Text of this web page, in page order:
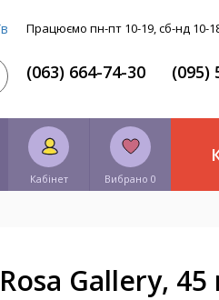
Працюємо пн-пт 10-19, сб-нд 10-
(063) 664-74-30 (095)
Кабінет Вибрано 0
Gallery, 45